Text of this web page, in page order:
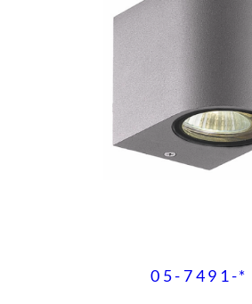
05-7491-*